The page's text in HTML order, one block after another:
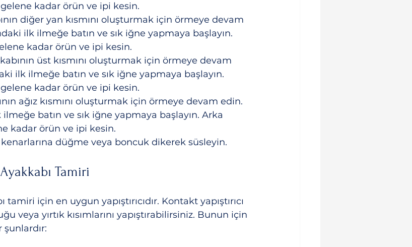
kadar örün ve ipi kesin.
diğer yan kısmını oluşturmak için örmeye devam
ilk ilmeğe batın ve sık iğne yapmaya başlayın.
kadar örün ve ipi kesin.
üst kısmını oluşturmak için örmeye devam
ilk ilmeğe batın ve sık iğne yapmaya başlayın.
kadar örün ve ipi kesin.
ağız kısmını oluşturmak için örmeye devam edin.
batın ve sık iğne yapmaya başlayın. Arka
kadar örün ve ipi kesin.
kenarlarına düğme veya boncuk dikerek süsleyin.
Tamiri
tamiri için en uygun yapıştırıcıdır. Kontakt yapıştırıcı
veya yırtık kısımlarını yapıştırabilirsiniz. Bunun için
şunlardır: